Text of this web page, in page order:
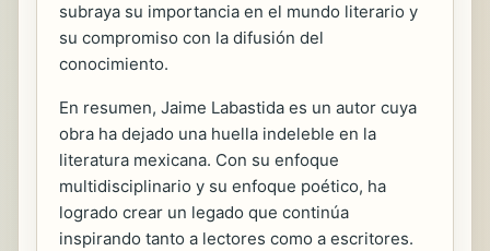
subraya su importancia en el mundo literario y
su compromiso con la difusión del
conocimiento.
En resumen, Jaime Labastida es un autor cuya
obra ha dejado una huella indeleble en la
literatura mexicana. Con su enfoque
multidisciplinario y su enfoque poético, ha
logrado crear un legado que continúa
inspirando tanto a lectores como a escritores.